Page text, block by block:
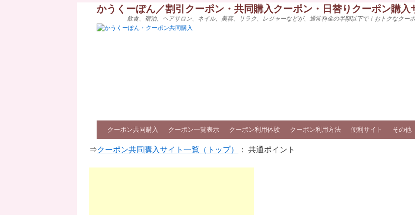
かうくーぽん／割引クーポン・共同購入クーポン・日替りクーポン購入
飲食、宿泊、ヘアサロン、ネイル、美容、リラク、レジャーなどが、通常料金の半額以下で！おトクなクー
クーポン共同購入 クーポン一覧表示 クーポン利用体験 クーポン利用方法 便利サイト その他
⇒クーポン共同購入サイト一覧（トップ） ： 共通ポイント